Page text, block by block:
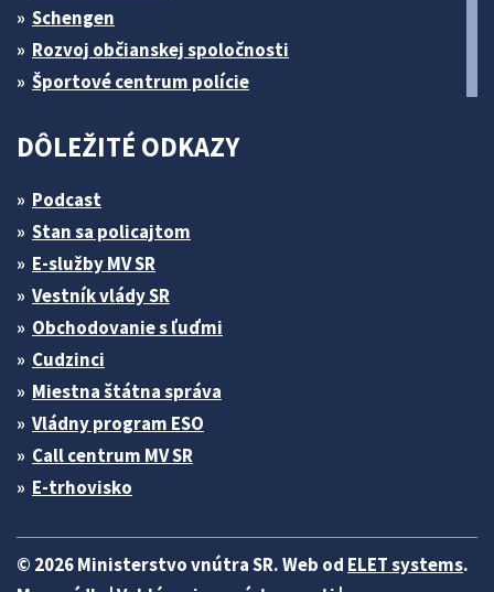
Schengen
Rozvoj občianskej spoločnosti
Športové centrum polície
DÔLEŽITÉ ODKAZY
Podcast
Stan sa policajtom
E-služby MV SR
Vestník vlády SR
Obchodovanie s ľuďmi
Cudzinci
Miestna štátna správa
Vládny program ESO
Call centrum MV SR
E-trhovisko
© 2026 Ministerstvo vnútra SR. Web od ELET systems.